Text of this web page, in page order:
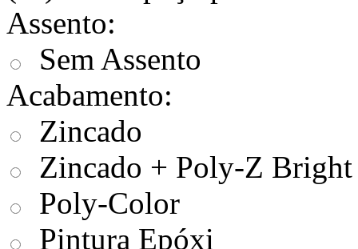
Assento:
Sem Assento
Acabamento:
Zincado
Zincado + Poly-Z Bright
Poly-Color
Pintura Epóxi